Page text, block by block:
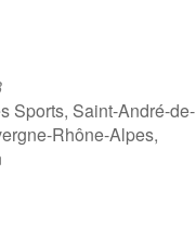
Sports, Saint-André-de-
Rhône-Alpes,